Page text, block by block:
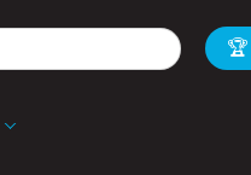
🏆
Mitsubishi
Chevrolet